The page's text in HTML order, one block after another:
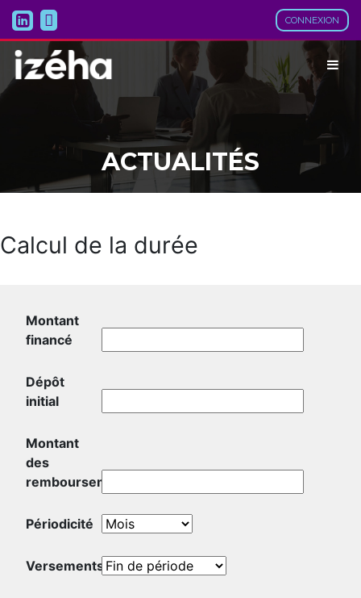
CONNEXION
ACTUALITÉS
Calcul de la durée
Montant
financé
Dépôt
initial
Montant
des
remboursements
Périodicité
Versements